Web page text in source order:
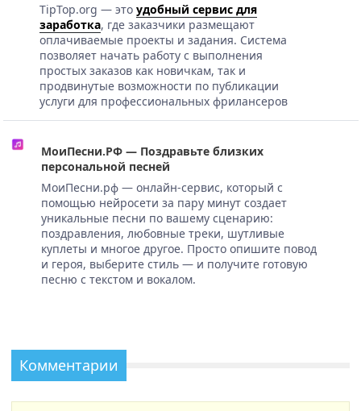
TipTop.org — это удобный сервис для
заработка, где заказчики размещают
оплачиваемые проекты и задания. Система
позволяет начать работу с выполнения
простых заказов как новичкам, так и
продвинутые возможности по публикации
услуги для профессиональных фрилансеров
МоиПесни.РФ — Поздравьте близких
персональной песней
МоиПесни.рф — онлайн-сервис, который с
помощью нейросети за пару минут создает
уникальные песни по вашему сценарию:
поздравления, любовные треки, шутливые
куплеты и многое другое. Просто опишите повод
и героя, выберите стиль — и получите готовую
песню с текстом и вокалом.
Комментарии